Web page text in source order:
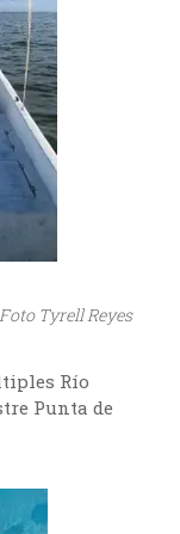
Tyrell Reyes
Río
Punta de